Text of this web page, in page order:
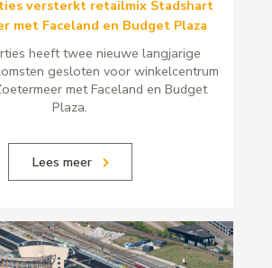
versterkt retailmix Stadshart
met Faceland en Budget Plaza
heeft twee nieuwe langjarige
gesloten voor winkelcentrum
met Faceland en Budget
Plaza.
Lees meer